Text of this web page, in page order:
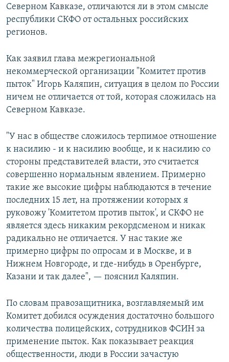
Северном Кавказе, отличаются ли в этом смысле
республики СКФО от остальных российских
регионов.
Как заявил глава межрегиональной
некоммерческой организации "Комитет против
пыток" Игорь Каляпин, ситуация в целом по России
ничем не отличается от той, которая сложилась на
Северном Кавказе.
"У нас в обществе сложилось терпимое отношение
к насилию - и к насилию вообще, и к насилию со
стороны представителей власти, это считается
совершенно нормальным явлением. Примерно
такие же высокие цифры наблюдаются в течение
последних 15 лет, на протяжении которых я
руковожу 'Комитетом против пыток', и СКФО не
является здесь никаким рекордсменом и никак
радикально не отличается. У нас такие же
примерно цифры по опросам и в Москве, и в
Нижнем Новгороде, и где-нибудь в Оренбурге,
Казани и так далее", — пояснил Каляпин.
По словам правозащитника, возглавляемый им
Комитет добился осуждения достаточно большого
количества полицейских, сотрудников ФСИН за
применение пыток. Как показывает реакция
общественности, люди в России зачастую